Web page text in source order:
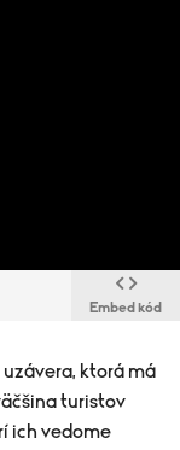
Embed kód
ktorá má
turistov
ich vedome